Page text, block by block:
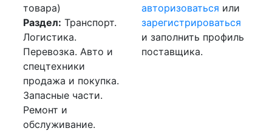
товара)
Раздел: Транспорт.
Логистика.
Перевозка. Авто и
спецтехники
продажа и покупка.
Запасные части.
Ремонт и
обслуживание.
авторизоваться или
зарегистрироваться
и заполнить профиль
поставщика.